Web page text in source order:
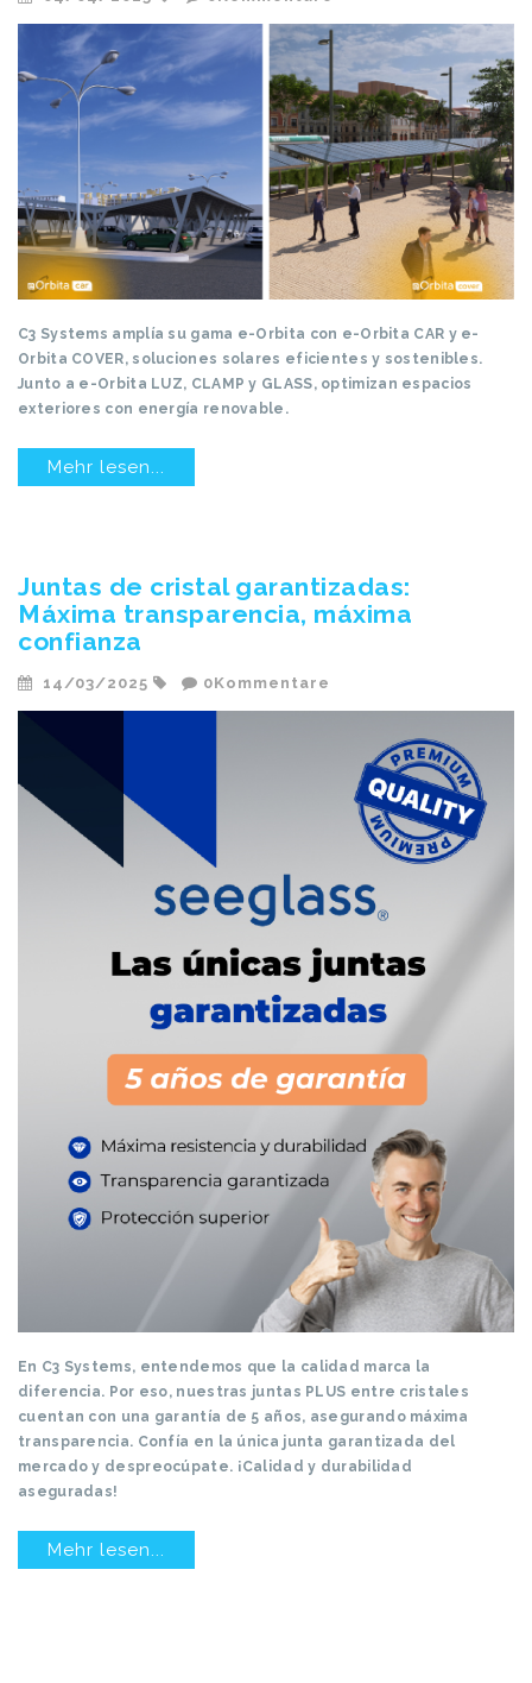
C3 Systems amplía su gama e-Orbita con e-Orbita CAR y e-
Orbita COVER, soluciones solares eficientes y sostenibles.
Junto a e-Orbita LUZ, CLAMP y GLASS, optimizan espacios
exteriores con energía renovable.
Mehr lesen...
Juntas de cristal garantizadas:
Máxima transparencia, máxima
confianza
14/03/2025 0Kommentare
En C3 Systems, entendemos que la calidad marca la
diferencia. Por eso, nuestras juntas PLUS entre cristales
cuentan con una garantía de 5 años, asegurando máxima
transparencia. Confía en la única junta garantizada del
mercado y despreocúpate. ¡Calidad y durabilidad
aseguradas!
Mehr lesen...